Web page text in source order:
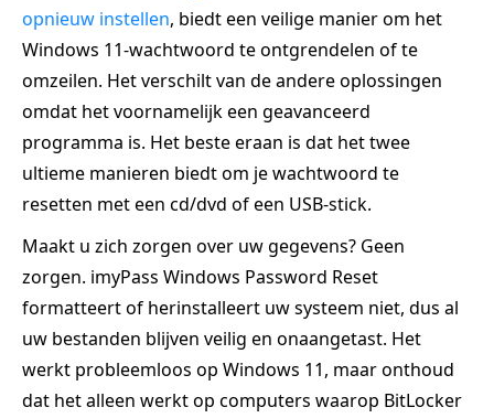
opnieuw instellen, biedt een veilige manier om het
Windows 11-wachtwoord te ontgrendelen of te
omzeilen. Het verschilt van de andere oplossingen
omdat het voornamelijk een geavanceerd
programma is. Het beste eraan is dat het twee
ultieme manieren biedt om je wachtwoord te
resetten met een cd/dvd of een USB-stick.
Maakt u zich zorgen over uw gegevens? Geen
zorgen. imyPass Windows Password Reset
formatteert of herinstalleert uw systeem niet, dus al
uw bestanden blijven veilig en onaangetast. Het
werkt probleemloos op Windows 11, maar onthoud
dat het alleen werkt op computers waarop BitLocker